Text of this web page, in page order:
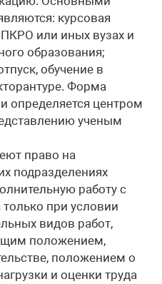
курсовая
или иных вузах и
образования;
обучение в
Форма
определяется центром
ученым
право на
подразделениях
работу с
при условии
видов работ,
положением,
положением о
и оценки труда